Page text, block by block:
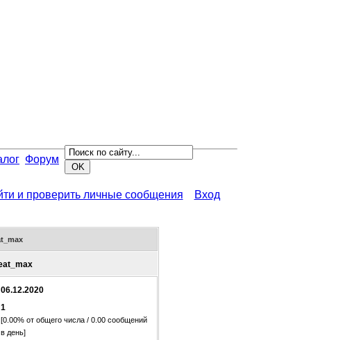
Форум
и проверить личные сообщения Вход
06.12.2020
1
[0.00% от общего числа / 0.00 сообщений
в день]